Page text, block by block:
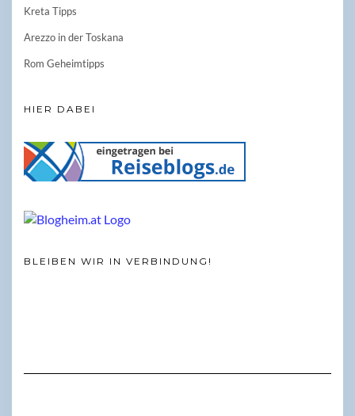
Kreta Tipps
Arezzo in der Toskana
Rom Geheimtipps
HIER DABEI
BLEIBEN WIR IN VERBINDUNG!